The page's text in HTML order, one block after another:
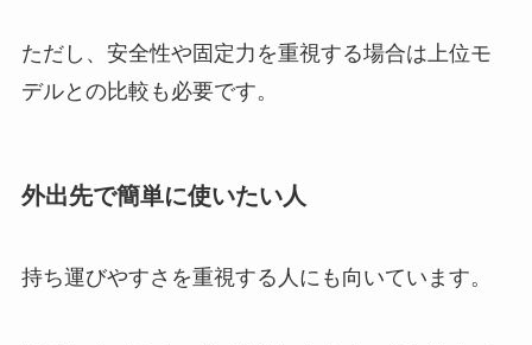
ただし、安全性や固定力を重視する場合は上位モ
デルとの比較も必要です。
外出先で簡単に使いたい人
持ち運びやすさを重視する人にも向いています。